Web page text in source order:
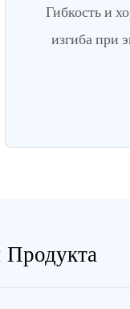
Гибкость и
изгиба при